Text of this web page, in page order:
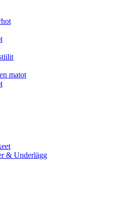
matot
& Underlägg